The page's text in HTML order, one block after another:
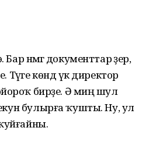
нәмәгә документтар әҙер,
Тәүге көндә үк директор
бирҙе. Ә миңә шул
булырға ҡушты. Ну, ул
ҡуйғайны.